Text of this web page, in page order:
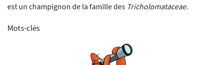
est un champignon de la famille des Tricholomataceae.
Mots-clés